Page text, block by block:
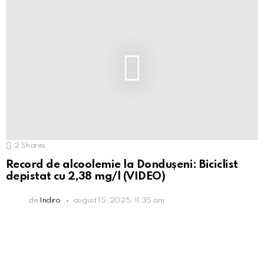
2 Shares
Record de alcoolemie la Dondușeni: Biciclist
depistat cu 2,38 mg/l (VIDEO)
de Indiro august 15, 2025, 11:35 am